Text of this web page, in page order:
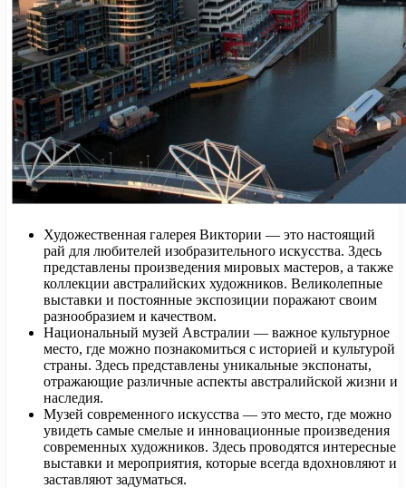
Художественная галерея Виктории — это настоящий
рай для любителей изобразительного искусства. Здесь
представлены произведения мировых мастеров, а также
коллекции австралийских художников. Великолепные
выставки и постоянные экспозиции поражают своим
разнообразием и качеством.
Национальный музей Австралии — важное культурное
место, где можно познакомиться с историей и культурой
страны. Здесь представлены уникальные экспонаты,
отражающие различные аспекты австралийской жизни и
наследия.
Музей современного искусства — это место, где можно
увидеть самые смелые и инновационные произведения
современных художников. Здесь проводятся интересные
выставки и мероприятия, которые всегда вдохновляют и
заставляют задуматься.